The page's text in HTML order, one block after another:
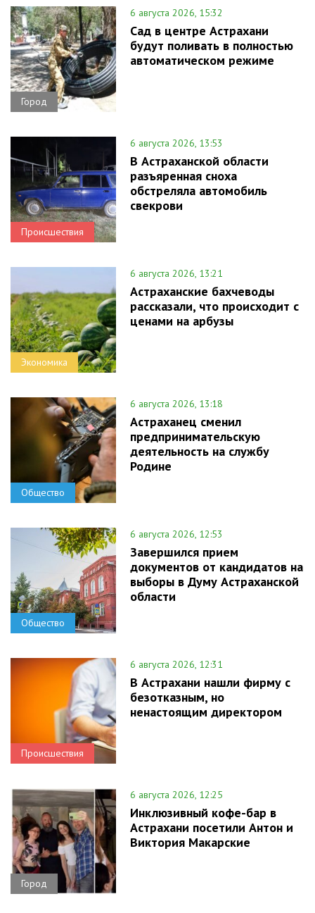
Город
6 августа 2026, 15:32
Сад в центре Астрахани
будут поливать в полностью
автоматическом режиме
Происшествия
6 августа 2026, 13:53
В Астраханской области
разъяренная сноха
обстреляла автомобиль
свекрови
Экономика
6 августа 2026, 13:21
Астраханские бахчеводы
рассказали, что происходит с
ценами на арбузы
Общество
6 августа 2026, 13:18
Астраханец сменил
предпринимательскую
деятельность на службу
Родине
Общество
6 августа 2026, 12:53
Завершился прием
документов от кандидатов на
выборы в Думу Астраханской
области
Происшествия
6 августа 2026, 12:31
В Астрахани нашли фирму с
безотказным, но
ненастоящим директором
Город
6 августа 2026, 12:25
Инклюзивный кофе-бар в
Астрахани посетили Антон и
Виктория Макарские